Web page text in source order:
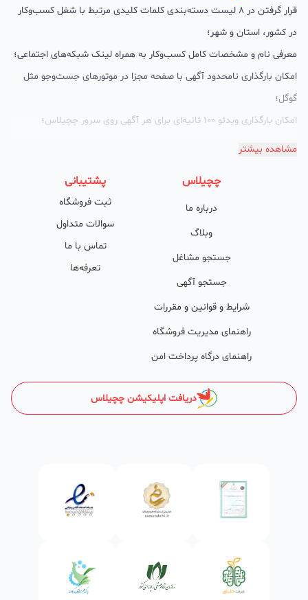
قرار گرفتن در 8 لیست دسته‌بندی کلمات کلیدی مرتبط با شغل کسب‌وکار
در کشور، استان و شهر؛
معرفی نام و مشخصات کامل کسب‌وکار به همراه لینک شبکه‌های اجتماعی؛
امکان بارگذاری نامحدود آگهی با صفحه مجزا در موتورهای جست‌وجو مثل
گوگل؛
امکان بارگذاری ویدئو 100 ثانیه‌ای برای هر آگهی روی سرور چچیلاس؛
گالری تصاویر محصول؛
پشتیبانی حرفه‌ای را هم به سبد خدماتش اضافه کرده است. چچیلاس با
امکان پشتیبان اختصاصی به محض ورود هر کسب‌وکار، نظارت، تحلیل
وکمک پشتیبان‌ها در تولید محتوا و سئونویسی به کسب‌وکارها شرایط را
طوری فراهم کرده که تا الان کسب‌وکارهای فعال در چچیلاس با کلمات
کلیدی بسیار خوبی رتبه دریافت کرده و بازخورد‌های بسیار خوبی گرفته‌اند.
معرفی کنند؟
در واقع میتوان گفت تمامی کسب و کارهای مجاز در ایران و آنهایی که
ساختمان‌سازی و دکوراسیون
انواع مصالح ساختمانی از قبیل: شن‌، ماسه، پوکه معدنی، سیمان، گچ،
سازه‌های فلزی، تیرچه، حلب، سنگ‌های ساختمانی، پارکت و
کف‌پوش،کاغذ دیواری، موکت، سیم، کابل، لامپ، پریز، پروژکتور، صنایع
مشاهده بیشتر
چچیلاس
درباره ما
وبلاگ
جستجو مشاغل
جستجو آگهی
شرایط و قوانین و مقررات
راهنمای مدیریت فروشگاه
راهنمای درگاه پرداخت امن
پشتیبانی
ثبت فروشگاه
سوالات متداول
تماس با ما
تعرفه‌ها
دریافت اپلیکیشن چچیلاس